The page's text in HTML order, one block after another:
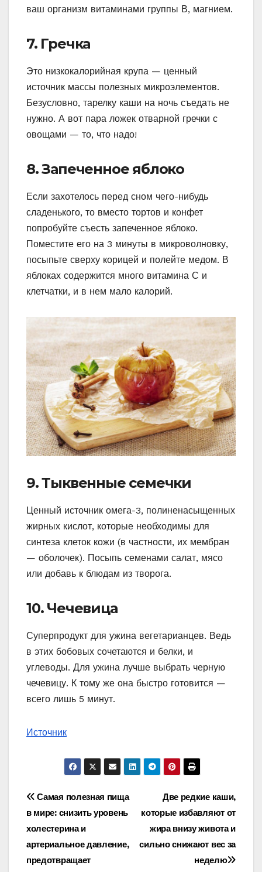
ваш организм витаминами группы В, магнием.
7. Гречка
Это низкокалорийная крупа — ценный
источник массы полезных микроэлементов.
Безусловно, тарелку каши на ночь съедать не
нужно. А вот пара ложек отварной гречки с
овощами — то, что надо!
8. Запеченное яблоко
Если захотелось перед сном чего-нибудь
сладенького, то вместо тортов и конфет
попробуйте съесть запеченное яблоко.
Поместите его на 3 минуты в микроволновку,
посыпьте сверху корицей и полейте медом. В
яблоках содержится много витамина С и
клетчатки, и в нем мало калорий.
9. Тыквенные семечки
Ценный источник омега-3, полиненасыщенных
жирных кислот, которые необходимы для
синтеза клеток кожи (в частности, их мембран
— оболочек). Посыпь семенами салат, мясо
или добавь к блюдам из творога.
10. Чечевица
Суперпродукт для ужина вегетарианцев. Ведь
в этих бобовых сочетаются и белки, и
углеводы. Для ужина лучше выбрать черную
чечевицу. К тому же она быстро готовится —
всего лишь 5 минут.
Источник
Навигация
по
записям
Две редкие каши,
которые избавляют от
жира внизу живота и
сильно снижают вес за
неделю
Самая полезная пища
в мире: снизить уровень
холестерина и
артериальное давление,
предотвращает